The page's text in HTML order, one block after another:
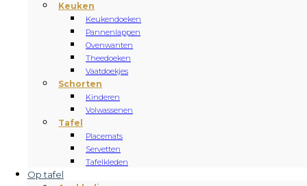
Keuken
Keukendoeken
Pannenlappen
Ovenwanten
Theedoeken
Vaatdoekjes
Schorten
Kinderen
Volwassenen
Tafel
Placemats
Servetten
Tafelkleden
Op tafel